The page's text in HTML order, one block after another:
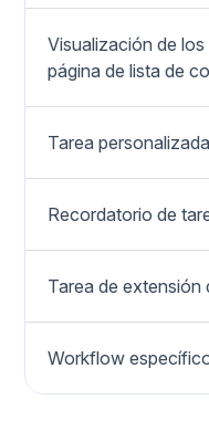
Visualización de
página de lista de
Tarea personalizada
Recordatorio de
Tarea de extensión
Workflow